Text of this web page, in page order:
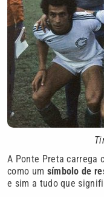
A Ponte Preta carrega
como um símbolo de
e sim a tudo que